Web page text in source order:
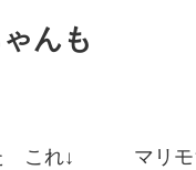
んも
これ↓ マリモち